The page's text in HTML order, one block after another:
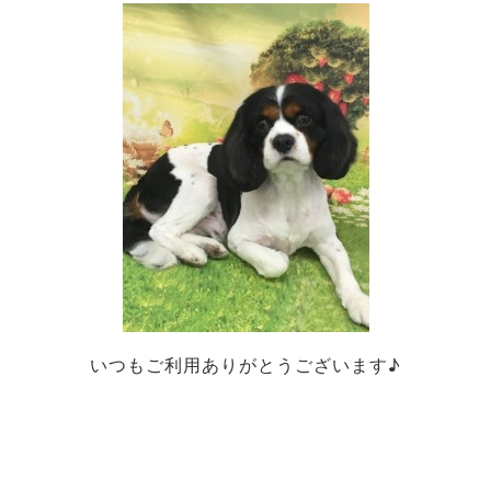
いつもご利用ありがとうございます♪